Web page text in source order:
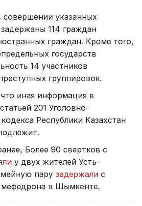
указанных
114 граждан
граждан. Кроме того,
государств
14 участников
группировок.
иная информация в
201 Уголовно-
Республики Казахстан
Более 90 свертков с
у двух жителей Усть-
пару задержали с
мефедрона в Шымкенте.